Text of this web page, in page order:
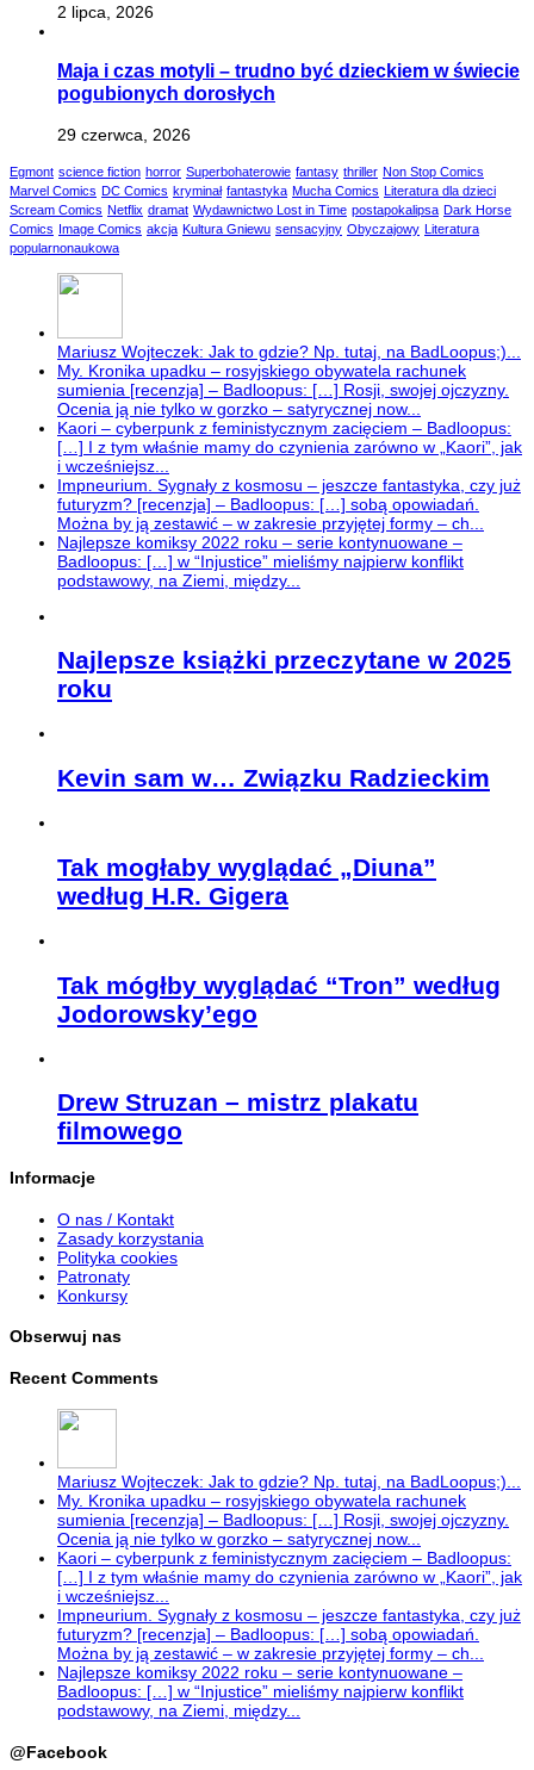
2 lipca, 2026
Maja i czas motyli – trudno być dzieckiem w świecie
pogubionych dorosłych
29 czerwca, 2026
Egmont science fiction horror Superbohaterowie fantasy thriller Non Stop Comics
Marvel Comics DC Comics kryminał fantastyka Mucha Comics Literatura dla dzieci
Scream Comics Netflix dramat Wydawnictwo Lost in Time postapokalipsa Dark Horse
Comics Image Comics akcja Kultura Gniewu sensacyjny Obyczajowy Literatura
popularnonaukowa
Mariusz Wojteczek: Jak to gdzie? Np. tutaj, na BadLoopus;)...
My. Kronika upadku – rosyjskiego obywatela rachunek
sumienia [recenzja] – Badloopus: […] Rosji, swojej ojczyzny.
Ocenia ją nie tylko w gorzko – satyrycznej now...
Kaori – cyberpunk z feministycznym zacięciem – Badloopus:
[…] I z tym właśnie mamy do czynienia zarówno w „Kaori”, jak
i wcześniejsz...
Impneurium. Sygnały z kosmosu – jeszcze fantastyka, czy już
futuryzm? [recenzja] – Badloopus: […] sobą opowiadań.
Można by ją zestawić – w zakresie przyjętej formy – ch...
Najlepsze komiksy 2022 roku – serie kontynuowane –
Badloopus: […] w “Injustice” mieliśmy najpierw konflikt
podstawowy, na Ziemi, między...
Najlepsze książki przeczytane w 2025
roku
Kevin sam w… Związku Radzieckim
Tak mogłaby wyglądać „Diuna”
według H.R. Gigera
Tak mógłby wyglądać “Tron” według
Jodorowsky’ego
Drew Struzan – mistrz plakatu
filmowego
Informacje
O nas / Kontakt
Zasady korzystania
Polityka cookies
Patronaty
Konkursy
Obserwuj nas
Recent Comments
Mariusz Wojteczek: Jak to gdzie? Np. tutaj, na BadLoopus;)...
My. Kronika upadku – rosyjskiego obywatela rachunek
sumienia [recenzja] – Badloopus: […] Rosji, swojej ojczyzny.
Ocenia ją nie tylko w gorzko – satyrycznej now...
Kaori – cyberpunk z feministycznym zacięciem – Badloopus:
[…] I z tym właśnie mamy do czynienia zarówno w „Kaori”, jak
i wcześniejsz...
Impneurium. Sygnały z kosmosu – jeszcze fantastyka, czy już
futuryzm? [recenzja] – Badloopus: […] sobą opowiadań.
Można by ją zestawić – w zakresie przyjętej formy – ch...
Najlepsze komiksy 2022 roku – serie kontynuowane –
Badloopus: […] w “Injustice” mieliśmy najpierw konflikt
podstawowy, na Ziemi, między...
@Facebook